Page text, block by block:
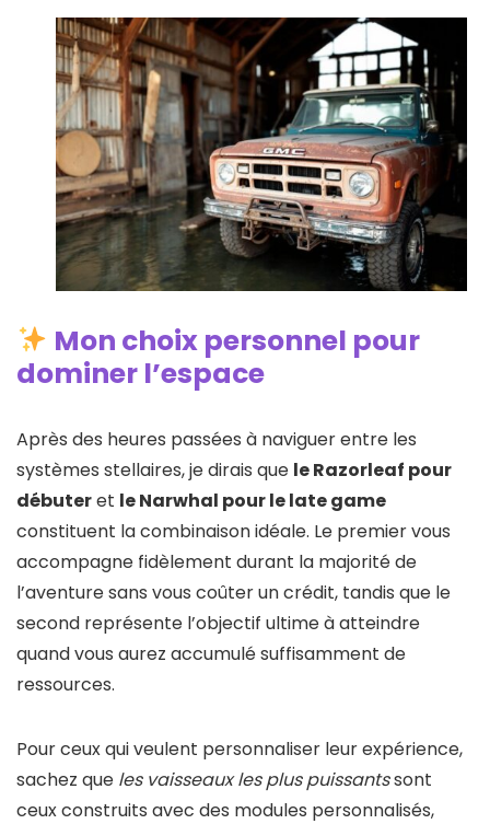
Mon choix personnel pour
dominer l’espace
Après des heures passées à naviguer entre les
systèmes stellaires, je dirais que le Razorleaf pour
débuteret le Narwhal pour le late game
constituent la combinaison idéale. Le premier vous
accompagne fidèlement durant la majorité de
l’aventure sans vous coûter un crédit, tandis que le
second représente l’objectif ultime à atteindre
quand vous aurez accumulé suffisamment de
ressources.
Pour ceux qui veulent personnaliser leur expérience,
sachez que les vaisseaux les plus puissantssont
ceux construits avec des modules personnalisés,